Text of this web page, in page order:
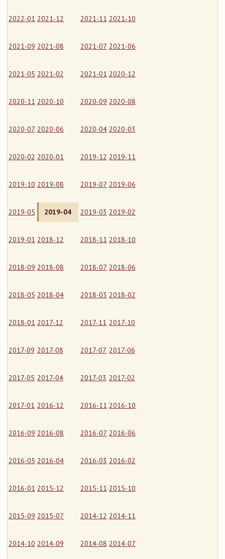
2022-01 2021-12 2021-11 2021-10
2021-09 2021-08 2021-07 2021-06
2021-05 2021-02 2021-01 2020-12
2020-11 2020-10 2020-09 2020-08
2020-07 2020-06 2020-04 2020-03
2020-02 2020-01 2019-12 2019-11
2019-10 2019-08 2019-07 2019-06
2019-05 2019-04 2019-03 2019-02
2019-01 2018-12 2018-11 2018-10
2018-09 2018-08 2018-07 2018-06
2018-05 2018-04 2018-03 2018-02
2018-01 2017-12 2017-11 2017-10
2017-09 2017-08 2017-07 2017-06
2017-05 2017-04 2017-03 2017-02
2017-01 2016-12 2016-11 2016-10
2016-09 2016-08 2016-07 2016-06
2016-05 2016-04 2016-03 2016-02
2016-01 2015-12 2015-11 2015-10
2015-09 2015-07 2014-12 2014-11
2014-10 2014-09 2014-08 2014-07